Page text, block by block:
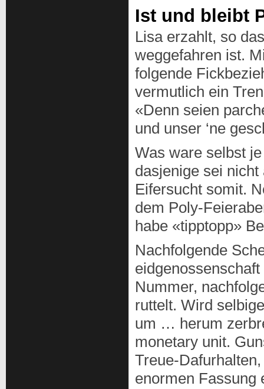
Ist und bleibt
Lisa erzahlt, so
weggefahren ist.
folgende
vermutlich ein
«Denn seien
und unser ‘ne
Was ware selbst
dasjenige sei
Eifersucht somit.
dem Poly-
habe «tipptopp»
Nachfolgende
Nummer,
ruttelt. Wird
um … herum
monetary unit.
Treue-
enormen Fassung